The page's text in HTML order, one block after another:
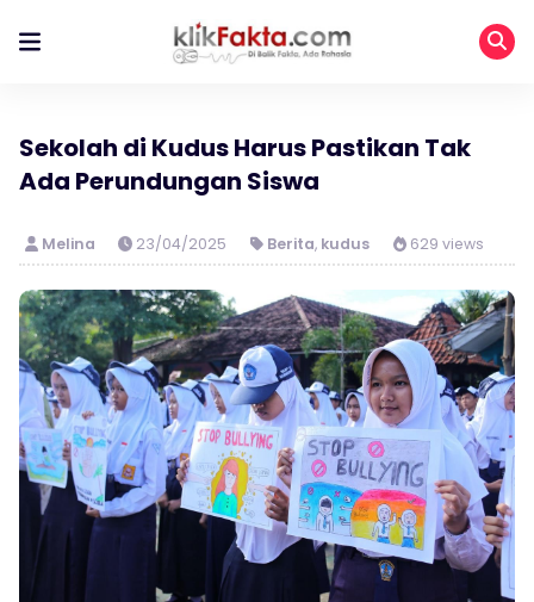
Sekolah di Kudus Harus Pastikan Tak
Ada Perundungan Siswa
Melina 23/04/2025 Berita, kudus 629 views